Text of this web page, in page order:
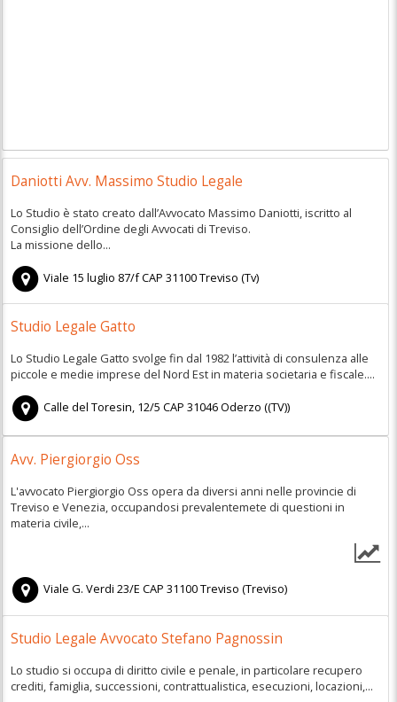
Daniotti Avv. Massimo Studio Legale
Lo Studio è stato creato dall’Avvocato Massimo Daniotti, iscritto al
Consiglio dell’Ordine degli Avvocati di Treviso.
La missione dello...
Viale 15 luglio 87/fCAP31100Treviso (Tv)
Studio Legale Gatto
Lo Studio Legale Gatto svolge fin dal 1982 l’attività di consulenza alle
piccole e medie imprese del Nord Est in materia societaria e fiscale....
Calle del Toresin, 12/5 CAP31046Oderzo ((TV))
Avv. Piergiorgio Oss
L'avvocato Piergiorgio Oss opera da diversi anni nelle provincie di
Treviso e Venezia, occupandosi prevalentemete di questioni in
materia civile,...
Viale G. Verdi 23/E CAP31100Treviso (Treviso)
Studio Legale Avvocato Stefano Pagnossin
Lo studio si occupa di diritto civile e penale, in particolare recupero
crediti, famiglia, successioni, contrattualistica, esecuzioni, locazioni,...